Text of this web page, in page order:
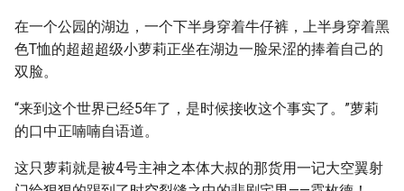
在一个公园的湖边，一个下半身穿着牛仔裤，上半身穿着黑
色T恤的超超超级小萝莉正坐在湖边一脸呆涩的捧着自己的
双脸。
“来到这个世界已经5年了，是时候接收这个事实了。”萝莉
的口中正喃喃自语道。
这只萝莉就是被4号主神之本体大叔的那货用一记大空翼射